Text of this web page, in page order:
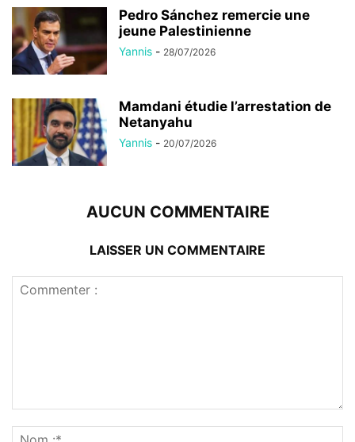
Pedro Sánchez remercie une
jeune Palestinienne
Yannis - 28/07/2026
Mamdani étudie l’arrestation de
Netanyahu
Yannis - 20/07/2026
AUCUN COMMENTAIRE
LAISSER UN COMMENTAIRE